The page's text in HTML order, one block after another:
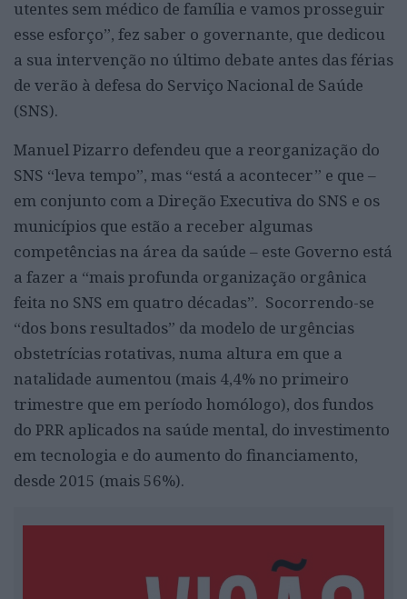
utentes sem médico de família e vamos prosseguir
esse esforço”, fez saber o governante, que dedicou
a sua intervenção no último debate antes das férias
de verão à defesa do Serviço Nacional de Saúde
(SNS).
Manuel Pizarro defendeu que a reorganização do
SNS “leva tempo”, mas “está a acontecer” e que –
em conjunto com a Direção Executiva do SNS e os
municípios que estão a receber algumas
competências na área da saúde – este Governo está
a fazer a “mais profunda organização orgânica
feita no SNS em quatro décadas”. Socorrendo-se
“dos bons resultados” da modelo de urgências
obstetrícias rotativas, numa altura em que a
natalidade aumentou (mais 4,4% no primeiro
trimestre que em período homólogo), dos fundos
do PRR aplicados na saúde mental, do investimento
em tecnologia e do aumento do financiamento,
desde 2015 (mais 56%).